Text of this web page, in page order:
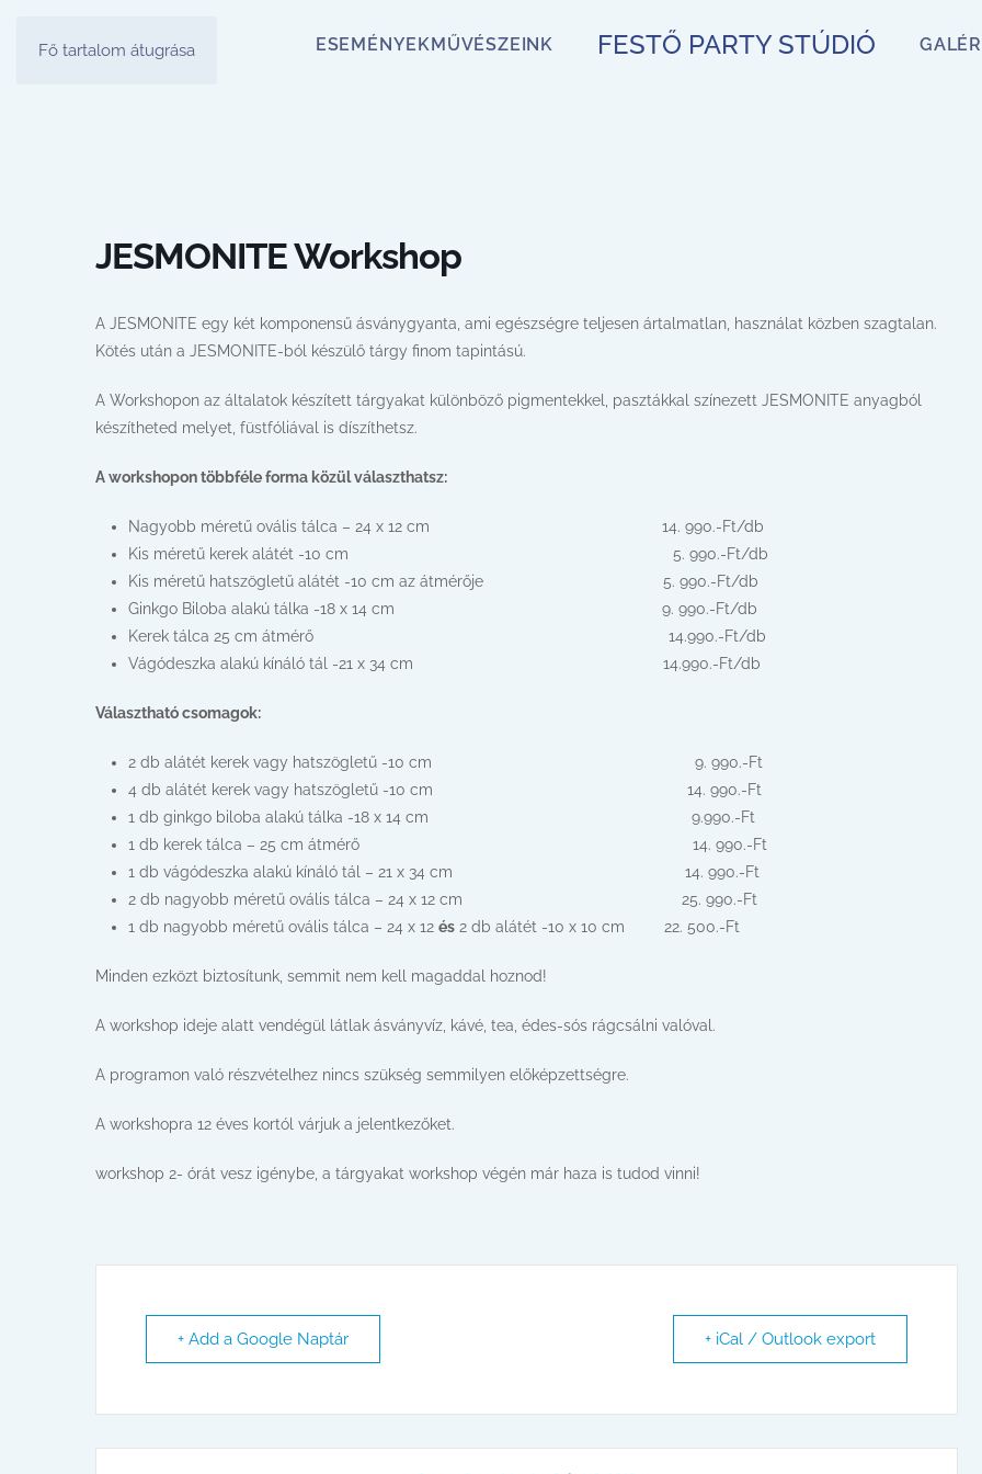
Fő tartalom átugrása ESEMÉNYEKMŰVÉSZEINK FESTŐ PARTY STÚDIÓ
JESMONITE Workshop
A JESMONITE egy két komponensű ásványgyanta, ami egészségre teljesen ártalmatlan, használat közben szagtalan.
Kötés után a JESMONITE-ból készülő tárgy finom tapintású.
A Workshopon az általatok készített tárgyakat különböző pigmentekkel, pasztákkal színezett JESMONITE anyagból
készítheted melyet, füstfóliával is díszíthetsz.
A workshopon többféle forma közül választhatsz:
Nagyobb méretű ovális tálca – 24 x 12 cm 14. 990.-Ft/db
Kis méretű kerek alátét -10 cm 5. 990.-Ft/db
Kis méretű hatszögletű alátét -10 cm az átmérője 5. 990.-Ft/db
Ginkgo Biloba alakú tálka -18 x 14 cm 9. 990.-Ft/db
Kerek tálca 25 cm átmérő 14.990.-Ft/db
Vágódeszka alakú kínáló tál -21 x 34 cm 14.990.-Ft/db
Választható csomagok:
2 db alátét kerek vagy hatszögletű -10 cm 9. 990.-Ft
4 db alátét kerek vagy hatszögletű -10 cm 14. 990.-Ft
1 db ginkgo biloba alakú tálka -18 x 14 cm 9.990.-Ft
1 db kerek tálca – 25 cm átmérő 14. 990.-Ft
1 db vágódeszka alakú kínáló tál – 21 x 34 cm 14. 990.-Ft
2 db nagyobb méretű ovális tálca – 24 x 12 cm 25. 990.-Ft
1 db nagyobb méretű ovális tálca – 24 x 12 és 2 db alátét -10 x 10 cm 22. 500.-Ft
Minden ezközt biztosítunk, semmit nem kell magaddal hoznod!
A workshop ideje alatt vendégül látlak ásványvíz, kávé, tea, édes-sós rágcsálni valóval.
A programon való részvételhez nincs szükség semmilyen előképzettségre.
A workshopra 12 éves kortól várjuk a jelentkezőket.
workshop 2- órát vesz igénybe, a tárgyakat workshop végén már haza is tudod vinni!
+ Add a Google Naptár + iCal / Outlook export